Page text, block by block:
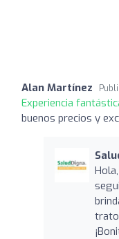
Alan Martínez
Experiencia
buenos precios y
trato